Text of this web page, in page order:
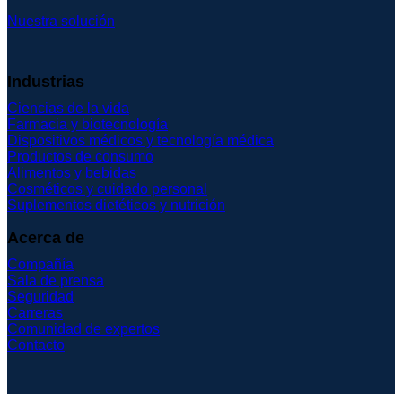
Nuestra solución
Industrias
Ciencias de la vida
Farmacia y biotecnología
Dispositivos médicos y tecnología médica
Productos de consumo
Alimentos y bebidas
Cosméticos y cuidado personal
Suplementos dietéticos y nutrición
Acerca de
Compañía
Sala de prensa
Seguridad
Carreras
Comunidad de expertos
Contacto